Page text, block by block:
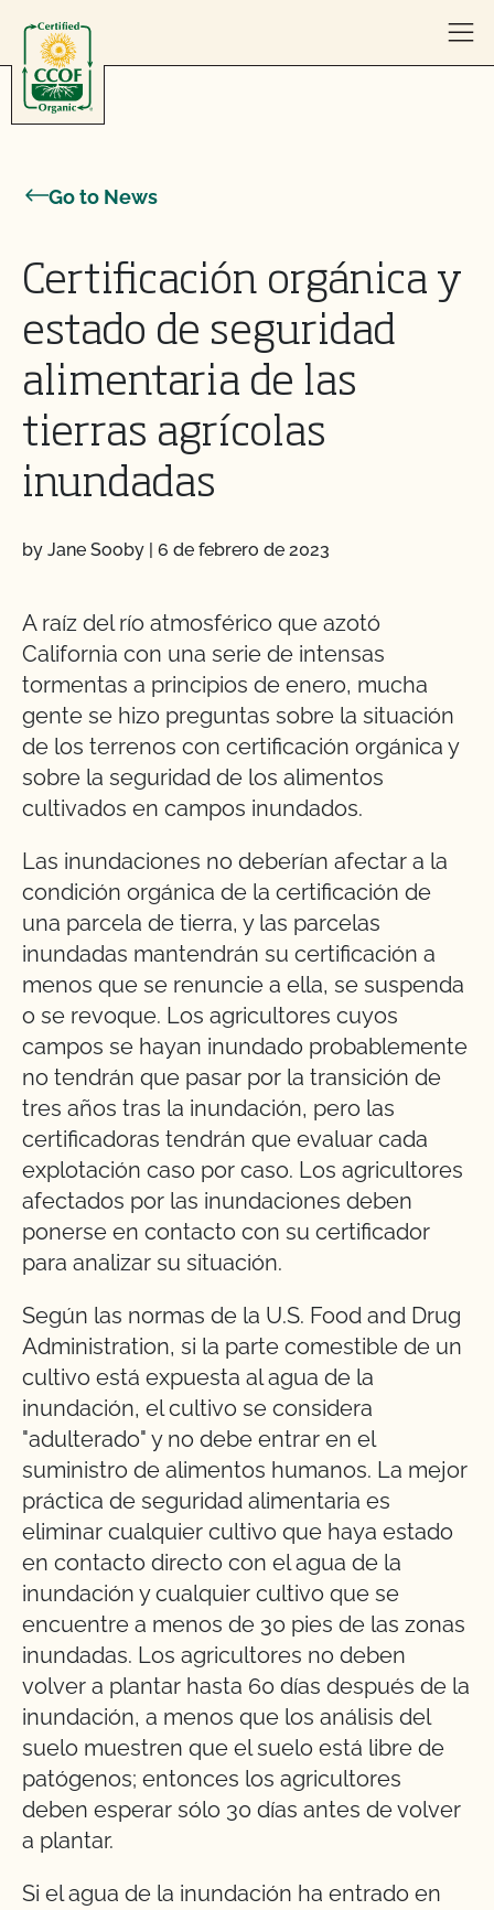
Go to News
Certificación orgánica y
estado de seguridad
alimentaria de las
tierras agrícolas
inundadas
by Jane Sooby | 6 de febrero de 2023
A raíz del río atmosférico que azotó
California con una serie de intensas
tormentas a principios de enero, mucha
gente se hizo preguntas sobre la situación
de los terrenos con certificación orgánica y
sobre la seguridad de los alimentos
cultivados en campos inundados.
Las inundaciones no deberían afectar a la
condición orgánica de la certificación de
una parcela de tierra, y las parcelas
inundadas mantendrán su certificación a
menos que se renuncie a ella, se suspenda
o se revoque. Los agricultores cuyos
campos se hayan inundado probablemente
no tendrán que pasar por la transición de
tres años tras la inundación, pero las
certificadoras tendrán que evaluar cada
explotación caso por caso. Los agricultores
afectados por las inundaciones deben
ponerse en contacto con su certificador
para analizar su situación.
Según las normas de la U.S. Food and Drug
Administration, si la parte comestible de un
cultivo está expuesta al agua de la
inundación, el cultivo se considera
"adulterado" y no debe entrar en el
suministro de alimentos humanos. La mejor
práctica de seguridad alimentaria es
eliminar cualquier cultivo que haya estado
en contacto directo con el agua de la
inundación y cualquier cultivo que se
encuentre a menos de 30 pies de las zonas
inundadas. Los agricultores no deben
volver a plantar hasta 60 días después de la
inundación, a menos que los análisis del
suelo muestren que el suelo está libre de
patógenos; entonces los agricultores
deben esperar sólo 30 días antes de volver
a plantar.
Si el agua de la inundación ha entrado en